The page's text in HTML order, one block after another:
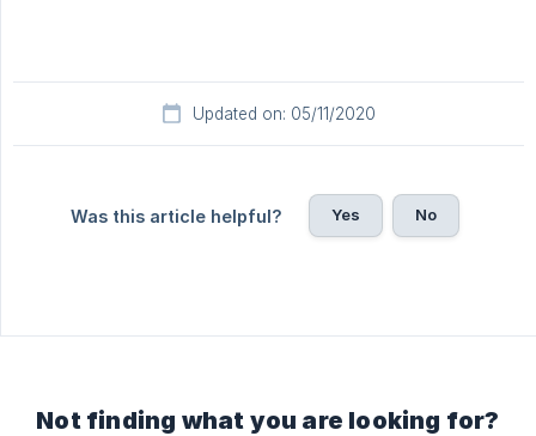
Updated on: 05/11/2020
Was this article helpful? Yes No
Not finding what you are looking for?